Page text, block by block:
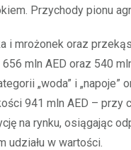
Przychody pionu
i mrożonek oraz
mln AED oraz 540
„woda” i „napoje”
941 mln AED – przy
na rynku, osiągając
udziału w wartości.